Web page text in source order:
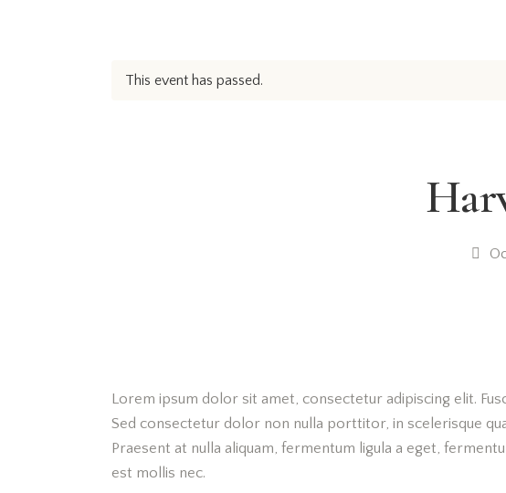
This event has passed.
Lorem ipsum dolor sit amet, consectetur adipiscing elit.
Sed consectetur dolor non nulla porttitor, in scelerisque
Praesent at nulla aliquam, fermentum ligula a eget,
est mollis nec.